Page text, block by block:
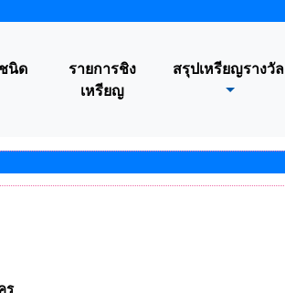
นิด
รายการชิง
เหรียญ
สรุปเหรียญรางวัล
ร